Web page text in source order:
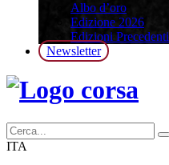
Albo d’oro
Edizione 2026
Edizioni Precedenti
Newsletter
ITA